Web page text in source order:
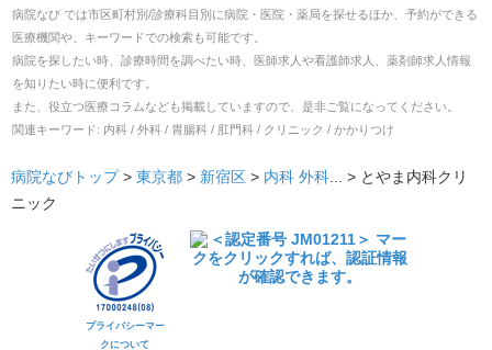
病院なび では市区町村別/診療科目別に病院・医院・薬局を探せるほか、予約ができる
医療機関や、キーワードでの検索も可能です。
病院を探したい時、診療時間を調べたい時、医師求人や看護師求人、薬剤師求人情報
を知りたい時に便利です。
また、役立つ医療コラムなども掲載していますので、是非ご覧になってください。
関連キーワード: 内科 / 外科 / 胃腸科 / 肛門科 / クリニック / かかりつけ
病院なびトップ > 東京都 > 新宿区 > 内科 外科... > とやま内科クリ
ニック
プライバシーマー
クについて